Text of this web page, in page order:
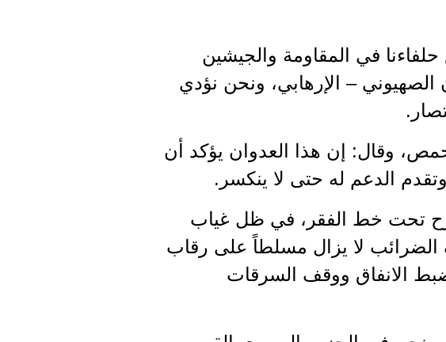
في المقاومة والجيشين
الصهيوني – الإرهابي، ونحن نؤدي
وقال: إن هذا العدوان يؤكد أن
الدعم له حتى لا ينكسر.
تحت خط الفقر، في ظل غياب
الضرائب لا يزال مسلطاً على رقاب
الانفاق ووقف السرقات